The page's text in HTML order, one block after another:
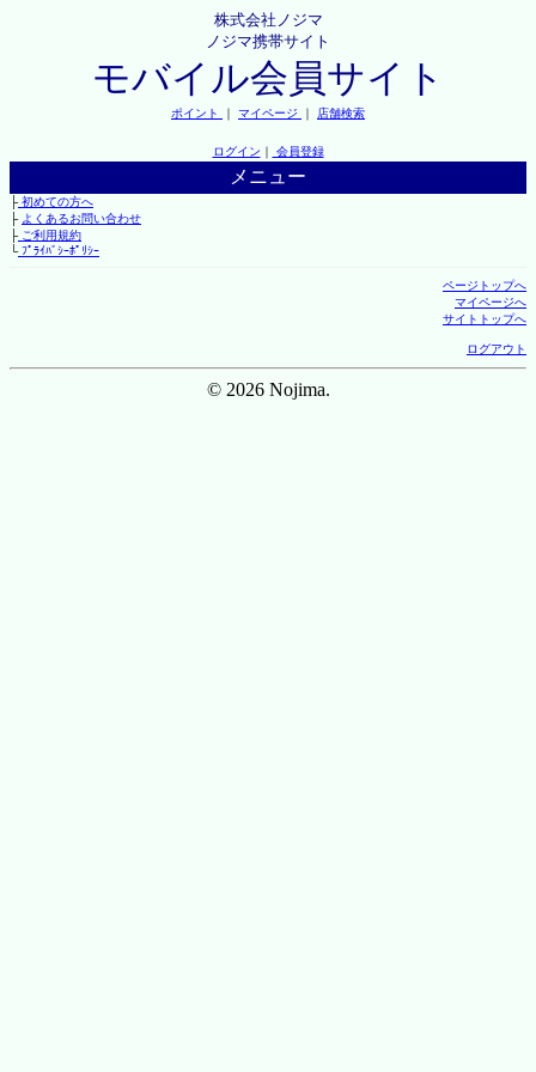
株式会社ノジマ
ノジマ携帯サイト
モバイル会員サイト
ポイント ｜ マイページ ｜ 店舗検索
ログイン ｜ 会員登録
メニュー
├初めての方へ
├ よくあるお問い合わせ
├ご利用規約
└ﾌﾟﾗｲﾊﾞｼｰﾎﾟﾘｼｰ
ページトップへ
マイページへ
サイトトップへ
ログアウト
© 2026 Nojima.